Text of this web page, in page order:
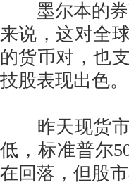
墨尔本的券
来说，这对全
的货币对，也
技股表现出色
昨天现货市
低，标准普尔
在回落，但股